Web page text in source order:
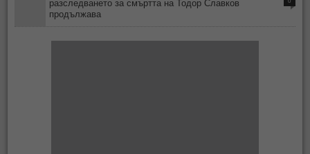
разследването за смъртта на Тодор Славков
продължава